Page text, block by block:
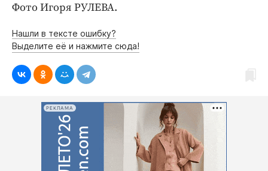
Фото Игоря РУЛЕВА.
Нашли в тексте ошибку?
Выделите её и нажмите сюда!
РЕКЛАМА